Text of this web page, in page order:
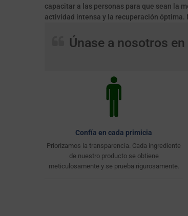
capacitar a las personas para que sean la
actividad intensa y la recuperación óptima.
Únase a nosotros
Confía en cada primicia
Priorizamos la transparencia. Cada ingrediente
de nuestro producto se obtiene
meticulosamente y se prueba rigurosamente.